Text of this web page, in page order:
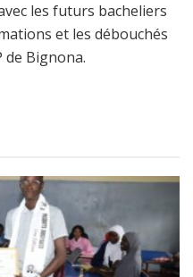
les futurs bacheliers
et les débouchés
de Bignona.